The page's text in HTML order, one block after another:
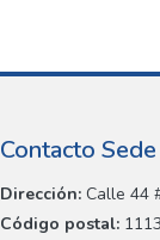
Contacto
Dirección: Calle 44
Código postal: